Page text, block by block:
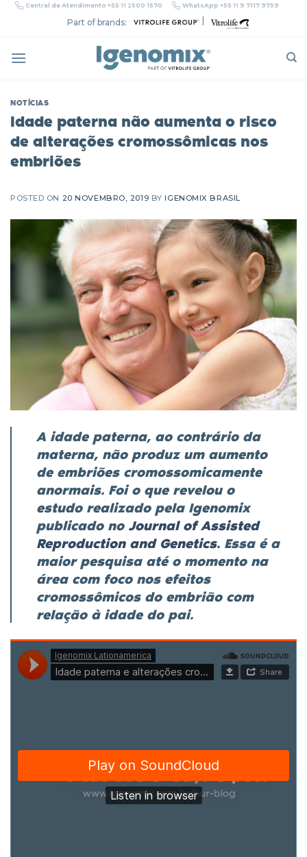
Skip Central de Atendimento +55 11 2500 1570 WhatsApp +55 11 9 7117 9759
Part of brands:
NOTÍCIAS
Idade paterna não aumenta o risco
de alterações cromossômicas nos
embriões
POSTED ON 20 NOVEMBRO, 2019 BYIGENOMIX BRASIL
A idade paterna, ao contrário da
materna, não produz um aumento
de embriões cromossomicamente
anormais. Foi o que revelou o
estudorealizado pela Igenomix
publicado no Journal of Assisted
Reproduction and Genetics. Essa é a
maior pesquisa até o momento na
área com foco nos efeitos
cromossômicos do embrião com
relação à idade do pai.